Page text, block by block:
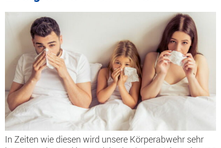
In Zeiten wie diesen wird unsere Körperabwehr sehr